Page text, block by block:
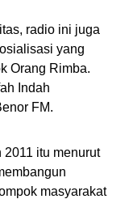
radio ini juga
yang
Orang Rimba.
Indah
FM.
itu menurut
masyarakat